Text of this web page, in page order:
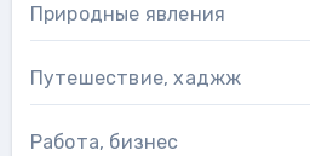
Природные явления
Путешествие, хаджж
Работа, бизнес